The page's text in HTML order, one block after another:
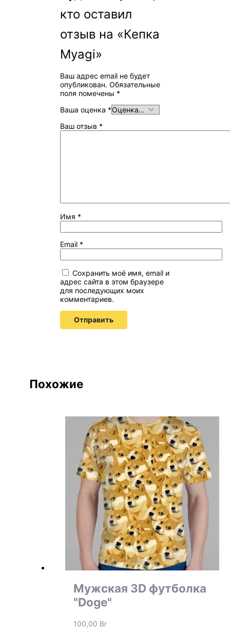
кто оставил
отзыв на «Кепка
Myagi»
Ваш адрес email не будет
опубликован. Обязательные
поля помечены *
Ваша оценка *
Ваш отзыв *
Имя *
Email *
Сохранить моё имя, email и
адрес сайта в этом браузере
для последующих моих
комментариев.
Похожие
Мужская 3D футболка
"Doge"
100,00 Br